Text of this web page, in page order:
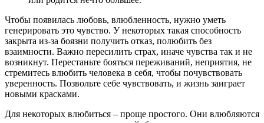
Чтобы появилась любовь, влюбленность, нужно уметь
генерировать это чувство. У некоторых такая способность
закрыта из-за боязни получить отказ, полюбить без
взаимности. Важно пересилить страх, иначе чувства так и не
возникнут. Перестаньте бояться переживаний, неприятия, не
стремитесь влюбить человека в себя, чтобы почувствовать
уверенность. Позвольте себе чувствовать, и жизнь заиграет
новыми красками.
Для некоторых влюбиться – проще простого. Они влюбляются